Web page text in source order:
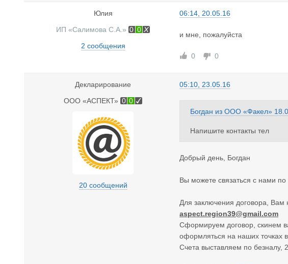
Юлия
ИП «Салимова С.А.» 0 0
2 сообщения
06:14, 20.05.16
и мне, пожалуйста
0 0
Декларирование
ООО «АСПЕКТ» 0 0
20 сообщений
05:10, 23.05.16
Богдан из ООО «Факел»
Напишите контакты тел
Добрый день, Богдан
Вы можете связаться с нами
Для заключения договора, Вам
aspect.region39@gmail.com
Сформируем договор, скинем
оформляться на наших точках
Счета выставляем по безналу,